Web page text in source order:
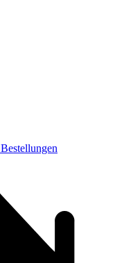
Bestellungen